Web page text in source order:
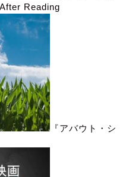
Reading
『アバウト・シ